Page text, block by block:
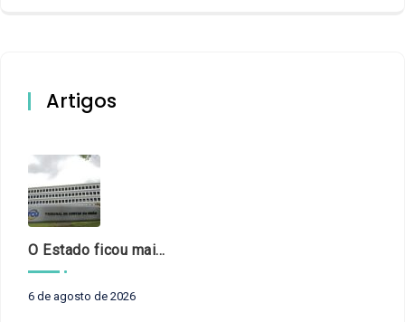
Artigos
O Estado ficou mais complexo. O controle precisa acompanhar
6 de agosto de 2026